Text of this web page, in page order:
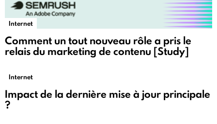
Internet
Comment un tout nouveau rôle a pris le
relais du marketing de contenu [Study]
Internet
Impact de la dernière mise à jour principale
?